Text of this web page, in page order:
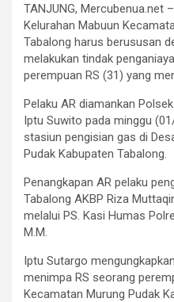
TANJUNG, Mercubenua.net
Kelurahan Mabuun
Tabalong harus berususan
melakukan tindak
perempuan RS (31) yang
Pelaku AR diamankan
Iptu Suwito pada minggu
stasiun pengisian gas di
Pudak Kabupaten Tabalong.
Penangkapan AR pelaku
Tabalong AKBP Riza
melalui PS. Kasi Humas
M.M.
Iptu Sutargo
menimpa RS seorang
Kecamatan Murung Pudak